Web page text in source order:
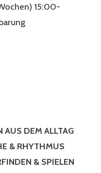
15:00-
AUS DEM ALLTAG
& RHYTHMUS
& SPIELEN